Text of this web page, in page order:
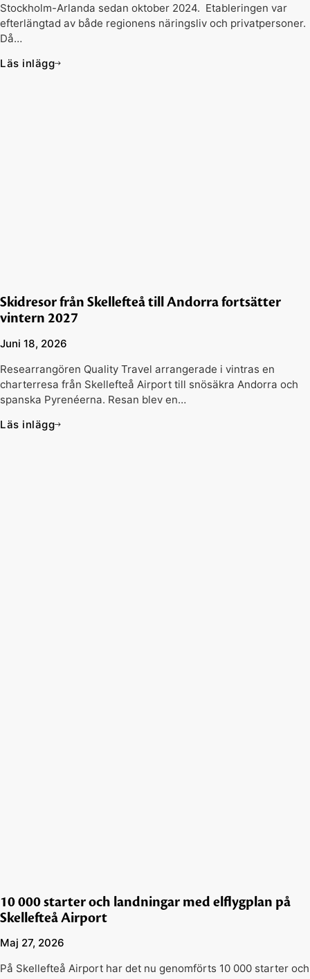
Stockholm-Arlanda sedan oktober 2024. Etableringen var
efterlängtad av både regionens näringsliv och privatpersoner.
Då…
Läs inlägg
Skidresor från Skellefteå till Andorra fortsätter
vintern 2027
Juni 18, 2026
Researrangören Quality Travel arrangerade i vintras en
charterresa från Skellefteå Airport till snösäkra Andorra och
spanska Pyrenéerna. Resan blev en…
Läs inlägg
10 000 starter och landningar med elflygplan på
Skellefteå Airport
Maj 27, 2026
På Skellefteå Airport har det nu genomförts 10 000 starter och